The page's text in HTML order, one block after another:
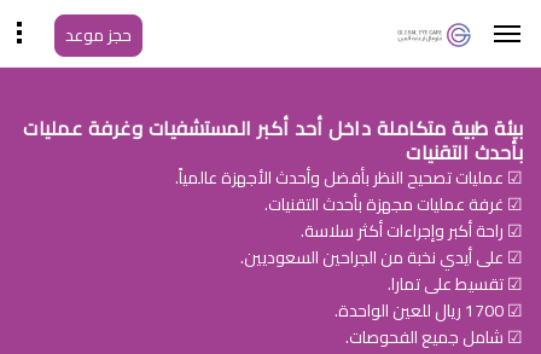
حجز موعد
بيئة طبية متكاملة داخل أحد أكبر المستشفيات وغرفة عمليات
بأحدث التقنيات
☑ عمليات تصحيح النظر بأفضل وأحدث الأجهزة عالمياً.
☑ غرفة عمليات مجهزة بأحدث التقنيات.
☑ راحة أكبر وإجراءات أكثر سلاسة.
☑ على أيدي نخبة من الجراحين السعوديين.
☑ تقسيط على تمارا.
☑ 1700 ريال للعين الواحدة.
☑ شامل جميع الفحوصات.